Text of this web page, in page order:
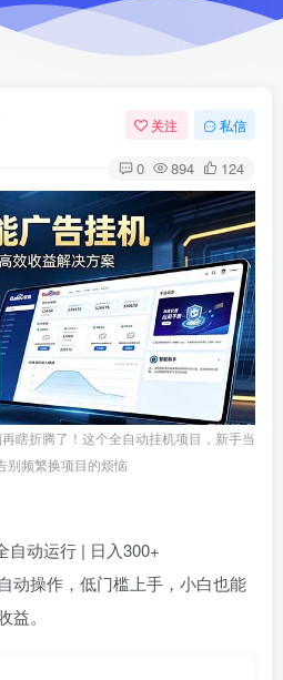
关注 私信
0 894 124
瞎折腾了！这个全自动挂机项目，新手当
别频繁换项目的烦恼
自动运行 | 日入300+
动操作，低门槛上手，小白也能
。